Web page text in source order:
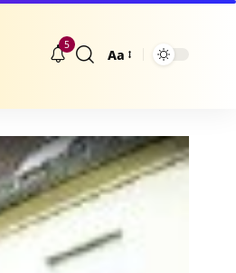
5
Größenänderung
Aa